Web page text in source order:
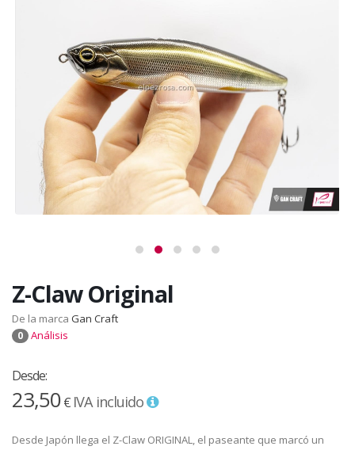
Z-Claw Original
De la marca Gan Craft
0 Análisis
Desde:
23,50€ IVA incluido
Desde Japón llega el Z-Claw ORIGINAL, el paseante que marcó un